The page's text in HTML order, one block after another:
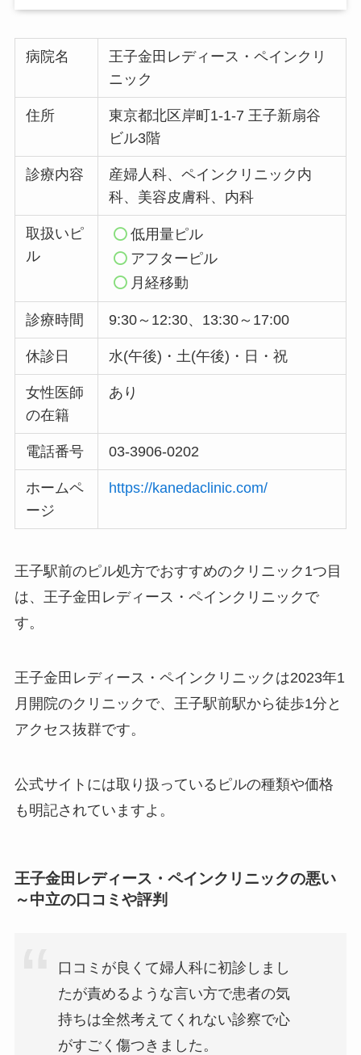
病院名
王子金田レディース・ペインクリ
ニック
住所
東京都北区岸町1-1-7 王子新扇谷
ビル3階
診療内容
産婦人科、ペインクリニック内
科、美容皮膚科、内科
取扱いピ
ル
低用量ピル
アフターピル
月経移動
診療時間 9:30～12:30、13:30～17:00
休診日 水(午後)・土(午後)・日・祝
女性医師
の在籍
あり
電話番号 03-3906-0202
ホームペ
ージ
https://kanedaclinic.com/
王子駅前のピル処方でおすすめのクリニック1つ目
は、王子金田レディース・ペインクリニックで
す。
王子金田レディース・ペインクリニックは2023年1
月開院のクリニックで、王子駅前駅から徒歩1分と
アクセス抜群です。
公式サイトには取り扱っているピルの種類や価格
も明記されていますよ。
王子金田レディース・ペインクリニックの悪い
～中立の口コミや評判
口コミが良くて婦人科に初診しまし
たが責めるような言い方で患者の気
持ちは全然考えてくれない診察で心
がすごく傷つきました。